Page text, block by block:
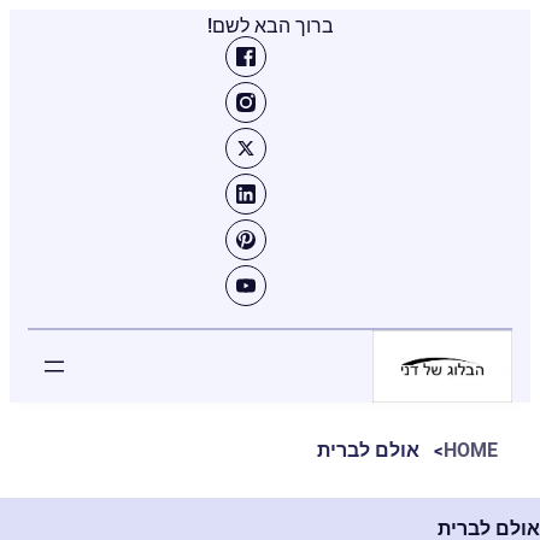
ברוך הבא לשם!
HOME אולם לברית
אולם לברית